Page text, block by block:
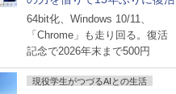
64bit化、Windows 10/11、
「Chrome」も走り回る。復活
記念で2026年末まで500円
現役学生がつづるAIとの生活